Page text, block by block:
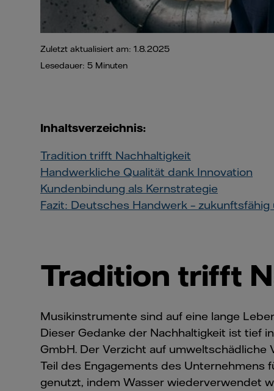
Zuletzt aktualisiert am: 1.8.2025
Lesedauer: 5 Minuten
Inhaltsverzeichnis:
Tradition trifft Nachhaltigkeit
Handwerkliche Qualität dank Innovation
Kundenbindung als Kernstrategie
Fazit: Deutsches Handwerk –
Tradition trifft
Musikinstrumente sind auf eine lange
Dieser Gedanke der Nachhaltigkeit ist tief
GmbH. Der Verzicht auf
Teil des Engagements des
genutzt, indem Wasser wiederverwendet